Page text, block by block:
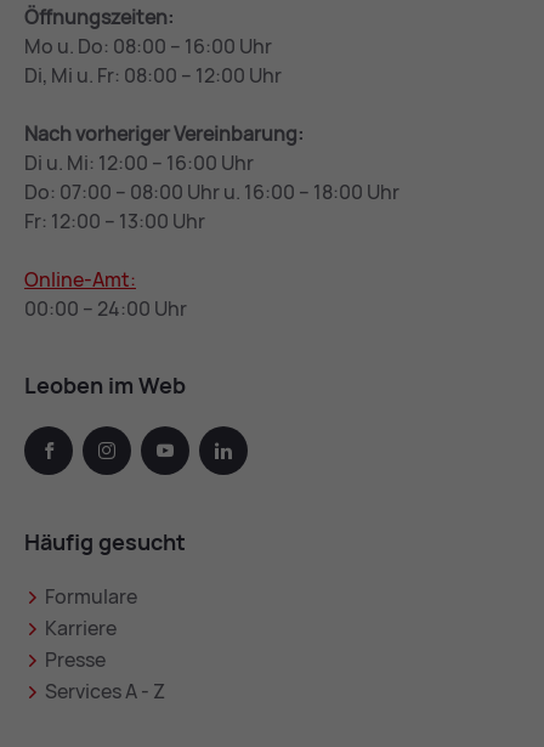
Öffnungszeiten:
Mo u. Do: 08:00 – 16:00 Uhr
Di, Mi u. Fr: 08:00 – 12:00 Uhr
Nach vorheriger Vereinbarung:
Di u. Mi: 12:00 – 16:00 Uhr
Do: 07:00 – 08:00 Uhr u. 16:00 – 18:00 Uhr
Fr: 12:00 – 13:00 Uhr
Online-Amt:
00:00 – 24:00 Uhr
Leoben im Web
facebook instagramyoutube linkedin
Häufig gesucht
Formulare
Karriere
Presse
Services A - Z